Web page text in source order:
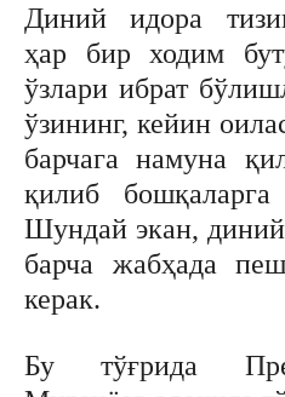
Диний идора
ҳар бир ходим
ўзлари ибрат
ўзининг, кейин
барчага намуна
қилиб
Шундай экан,
барча жабҳада
керак.
Бу тўғрида